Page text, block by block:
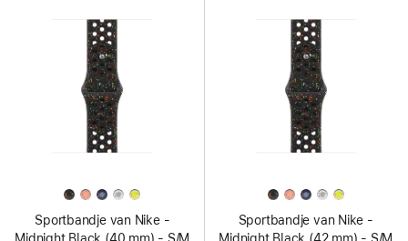
Sportbandje van Nike -
Midnight Black (40 mm) - S/M
Sportbandje van Nike -
Midnight Black (42 mm) - S/M